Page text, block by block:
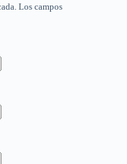
Los campos